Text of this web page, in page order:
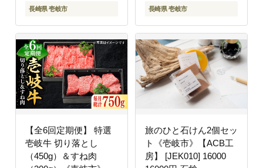
長崎県 壱岐市 55000 55000円
長崎県 壱岐市
【全6回定期便】 特選
壱岐牛 切り落とし
（450g）＆すね肉
旅のひと石けん2個セッ
ト《壱岐市》【ACB工
房】 [JEK010] 16000